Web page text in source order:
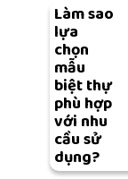
Làm sao
lựa
chọn
mẫu
biệt thự
phù hợp
với nhu
cầu sử
dụng?